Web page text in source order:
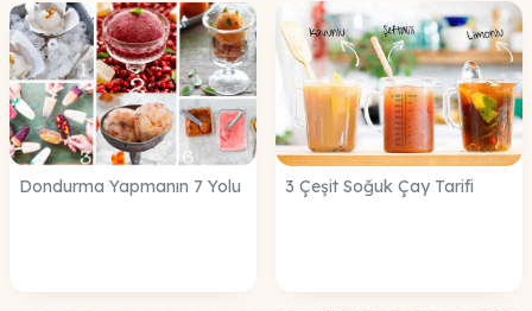
Dondurma Yapmanın 7 Yolu 3 Çeşit Soğuk Çay Tarifi